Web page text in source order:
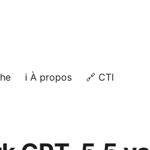
ℹ️ À propos 🔗 CTI